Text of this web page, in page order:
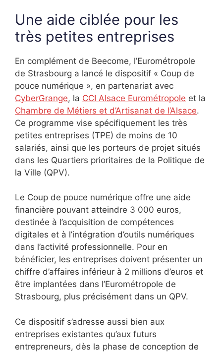
Une aide ciblée pour les
très petites entreprises
En complément de Beecome, l’Eurométropole
de Strasbourg a lancé le dispositif « Coup de
pouce numérique », en partenariat avec
CyberGrange, la CCI Alsace Eurométropole et la
Chambre de Métiers et d’Artisanat de l’Alsace.
Ce programme vise spécifiquement les très
petites entreprises (TPE) de moins de 10
salariés, ainsi que les porteurs de projet situés
dans les Quartiers prioritaires de la Politique de
la Ville (QPV).
Le Coup de pouce numérique offre une aide
financière pouvant atteindre 3 000 euros,
destinée à l’acquisition de compétences
digitales et à l’intégration d’outils numériques
dans l’activité professionnelle. Pour en
bénéficier, les entreprises doivent présenter un
chiffre d’affaires inférieur à 2 millions d’euros et
être implantées dans l’Eurométropole de
Strasbourg, plus précisément dans un QPV.
Ce dispositif s’adresse aussi bien aux
entreprises existantes qu’aux futurs
entrepreneurs, dès la phase de conception de